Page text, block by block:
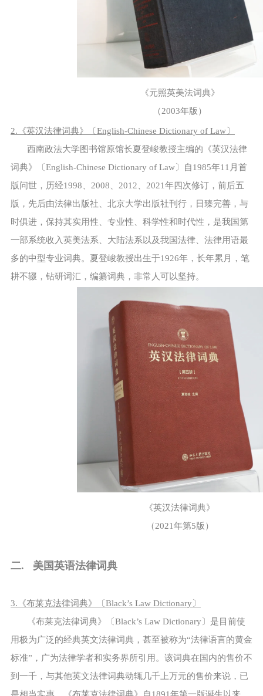
《元照英美法词典》
（2003年版）
2.《英汉法律词典》〔English-Chinese Dictionary of Law〕
西南政法大学图书馆原馆长夏登峻教授主编的《英汉法律
词典》〔English-Chinese Dictionary of Law〕自1985年11月首
版问世，历经1998、2008、2012、2021年四次修订，前后五
版，先后由法律出版社、北京大学出版社刊行，日臻完善，与
时俱进，保持其实用性、专业性、科学性和时代性，是我国第
一部系统收入英美法系、大陆法系以及我国法律、法律用语最
多的中型专业词典。夏登峻教授出生于1926年，长年累月，笔
耕不辍，钻研词汇，编纂词典，非常人可以坚持。
《英汉法律词典》
（2021年第5版）
二. 美国英语法律词典
3.《布莱克法律词典》〔Black’s Law Dictionary〕
《布莱克法律词典》〔Black’s Law Dictionary〕是目前使
用极为广泛的经典英文法律词典，甚至被称为“法律语言的黄金
标准”，广为法律学者和实务界所引用。该词典在国内的售价不
到一千，与其他英文法律词典动辄几千上万元的售价来说，已